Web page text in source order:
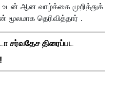
ஆன வாழ்க்கை முறித்துக்
தெரிவித்தார் .
திரைப்பட